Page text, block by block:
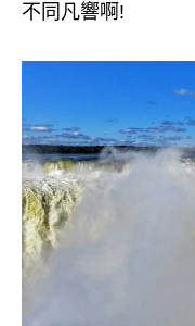
不同凡響啊!